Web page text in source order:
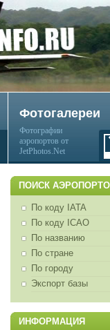
Фотогалереи
Фотографии
аэропортов от
JetPhotos.Net
ПОИСК
По коду IATA
По коду ICAO
По названию
По стране
По городу
Экспорт базы
ИНФОРМАЦИЯ